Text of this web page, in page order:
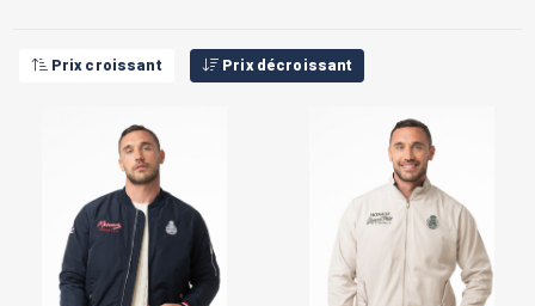
Prix croissant Prix décroissant